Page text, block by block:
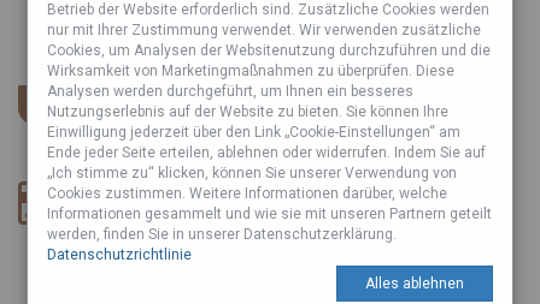
Sie haben über uns geschrieben
SICHERER ESHOP
Wir verwenden SSL-Zertifikat und DSGVO.
ZAHLUNGSART
Betrieb der Website erforderlich sind. Zusätzliche Cookies werden
nur mit Ihrer Zustimmung verwendet. Wir verwenden zusätzliche
Cookies, um Analysen der Websitenutzung durchzuführen und die
Wirksamkeit von Marketingmaßnahmen zu überprüfen. Diese
Analysen werden durchgeführt, um Ihnen ein besseres
Nutzungserlebnis auf der Website zu bieten. Sie können Ihre
Einwilligung jederzeit über den Link „Cookie-Einstellungen“ am
Ende jeder Seite erteilen, ablehnen oder widerrufen. Indem Sie auf
„Ich stimme zu“ klicken, können Sie unserer Verwendung von
Cookies zustimmen. Weitere Informationen darüber, welche
Informationen gesammelt und wie sie mit unseren Partnern geteilt
werden, finden Sie in unserer Datenschutzerklärung.
Datenschutzrichtlinie
Alles ablehnen